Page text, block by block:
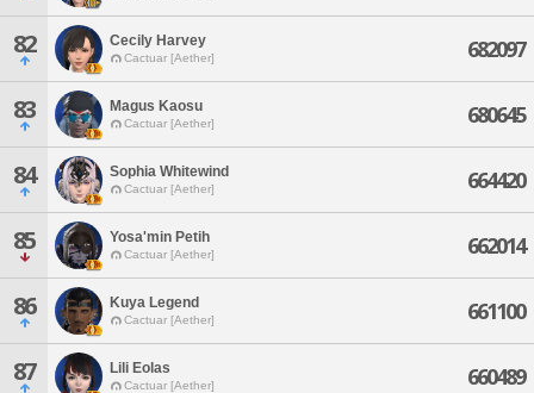
82 Cecily Harvey
Cactuar [Aether] 682097
83 Magus Kaosu
Cactuar [Aether] 680645
84 Sophia Whitewind
Cactuar [Aether] 664420
85 Yosa'min Petih
Cactuar [Aether] 662014
86 Kuya Legend
Cactuar [Aether] 661100
87 Lili Eolas
Cactuar [Aether] 660489